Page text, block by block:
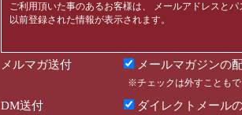
ご利用頂いた事のあるお客様は、 メールアドレスと
以前登録された情報が表示されます。
メルマガ送付 メールマガジンの
※チェックは外すことも
DM送付 ダイレクトメール